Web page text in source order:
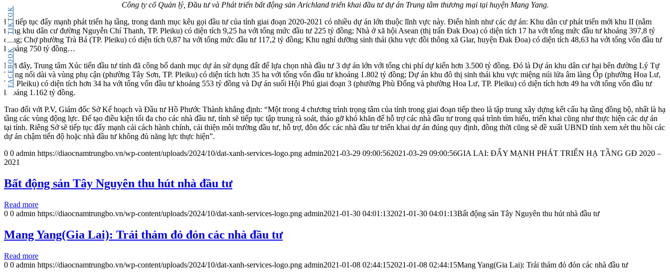
FACEBOOK
TIKTOK
Công ty cổ Quản lý, Đầu tư và Phát triển bất động sản Arichland triển khai đầu tư dự án Trung tâm thương mại tại huyện Mang Yang.
Để tiếp tục đẩy mạnh phát triển hạ tầng, trong danh mục kêu gọi đầu tư của tỉnh giai đoạn 2020-2021 có nhiều dự án lớn thuộc lĩnh vực này. Điển hình như các dự án: Khu dân cư phát triển mới khu II (nằm
trong khu dân cư đường Nguyễn Chí Thanh, TP. Pleiku) có diện tích 9,25 ha với tổng mức đầu tư 225 tỷ đồng; Nhà ở xã hội Asean (thị trấn Đak Đoa) có diện tích 17 ha với tổng mức đầu tư khoảng 397,8 tỷ
đồng; Chợ phường Trà Bá (TP. Pleiku) có diện tích 0,87 ha với tổng mức đầu tư 117,2 tỷ đồng; Khu nghỉ dưỡng sinh thái (khu vực đồi thông xã Glar, huyện Đak Đoa) có diện tích 48,63 ha với tổng vốn đầu tư
khoảng 750 tỷ đồng…
Mới đây, Trung tâm Xúc tiến đầu tư tỉnh đã công bố danh mục dự án sử dụng đất để lựa chọn nhà đầu tư 3 dự án lớn với tổng chi phí dự kiến hơn 3.500 tỷ đồng. Đó là Dự án khu dân cư hai bên đường Lý Tự
Trọng nối dài và vùng phụ cận (phường Tây Sơn, TP. Pleiku) có diện tích hơn 35 ha với tổng vốn đầu tư khoảng 1.802 tỷ đồng; Dự án khu đô thị sinh thái khu vực miệng núi lửa âm làng Ốp (phường Hoa Lư,
TP. Pleiku) có diện tích hơn 34 ha với tổng vốn đầu tư khoảng 553 tỷ đồng và Dự án suối Hội Phú giai đoạn 3 (phường Phù Đổng và phường Hoa Lư, TP. Pleiku) có diện tích hơn 49 ha với tổng vốn đầu tư
khoảng 1.162 tỷ đồng.
Trao đổi với P.V, Giám đốc Sở Kế hoạch và Đầu tư Hồ Phước Thành khẳng định: “Một trong 4 chương trình trọng tâm của tỉnh trong giai đoạn tiếp theo là tập trung xây dựng kết cấu hạ tầng đồng bộ, nhất là hạ
tầng các vùng động lực. Để tạo điều kiện tối đa cho các nhà đầu tư, tỉnh sẽ tiếp tục tập trung rà soát, tháo gỡ khó khăn để hỗ trợ các nhà đầu tư trong quá trình tìm hiểu, triển khai cũng như thực hiện các dự án
tại tỉnh. Riêng Sở sẽ tiếp tục đẩy mạnh cải cách hành chính, cải thiện môi trường đầu tư, hỗ trợ, đôn đốc các nhà đầu tư triển khai dự án đúng quy định, đồng thời cũng sẽ đề xuất UBND tỉnh xem xét thu hồi các
dự án chậm tiến độ hoặc nhà đầu tư không đủ năng lực thực hiện”.
0 0 admin https://diaocnamtrungbo.vn/wp-content/uploads/2024/10/dat-xanh-services-logo.png admin2021-03-29 09:00:562021-03-29 09:00:56GIA LAI: ĐẨY MẠNH PHÁT TRIỂN HẠ TẦNG GĐ 2020 –
2021
Bất động sản Tây Nguyên thu hút nhà đầu tư
Read more
0 0 admin https://diaocnamtrungbo.vn/wp-content/uploads/2024/10/dat-xanh-services-logo.png admin2021-01-30 04:01:132021-01-30 04:01:13Bất động sản Tây Nguyên thu hút nhà đầu tư
Mang Yang(Gia Lai): Trải thảm đỏ đón các nhà đầu tư
Read more
0 0 admin https://diaocnamtrungbo.vn/wp-content/uploads/2024/10/dat-xanh-services-logo.png admin2021-01-08 02:44:152021-01-08 02:44:15Mang Yang(Gia Lai): Trải thảm đỏ đón các nhà đầu tư